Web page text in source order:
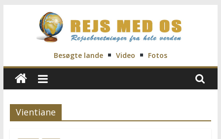
Rejs
Med
Os
Besøgte lande Video Fotos
Vientiane